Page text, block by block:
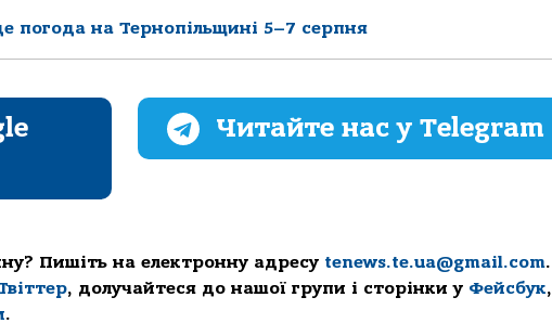
погода на Тернопільщині 5–7 серпня
Читайте нас у Telegram
Пишіть на електронну адресу tenews.te.ua@gmail.com.
, долучайтеся до нашої групи і сторінки у Фейсбук,
.